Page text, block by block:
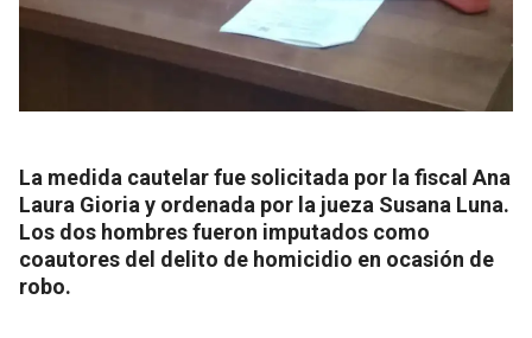
La medida cautelar fue solicitada por la fiscal Ana
Laura Gioria y ordenada por la jueza Susana Luna.
Los dos hombres fueron imputados como
coautores del delito de homicidio en ocasión de
robo.